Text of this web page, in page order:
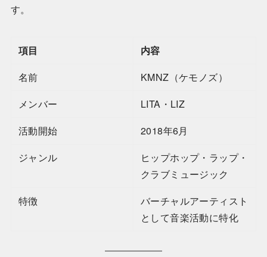
す。
項目
内容
名前
KMNZ（ケモノズ）
メンバー
LITA・LIZ
活動開始
2018年6月
ジャンル
ヒップホップ・ラップ・
クラブミュージック
特徴
バーチャルアーティスト
として音楽活動に特化